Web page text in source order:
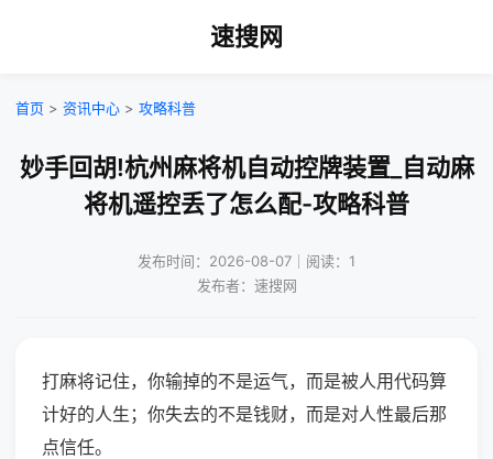
速搜网
首页 > 资讯中心 > 攻略科普
妙手回胡!杭州麻将机自动控牌装置_自动麻
将机遥控丢了怎么配-攻略科普
发布时间：2026-08-07｜阅读：1
发布者：速搜网
打麻将记住，你输掉的不是运气，而是被人用代码算
计好的人生；你失去的不是钱财，而是对人性最后那
点信任。